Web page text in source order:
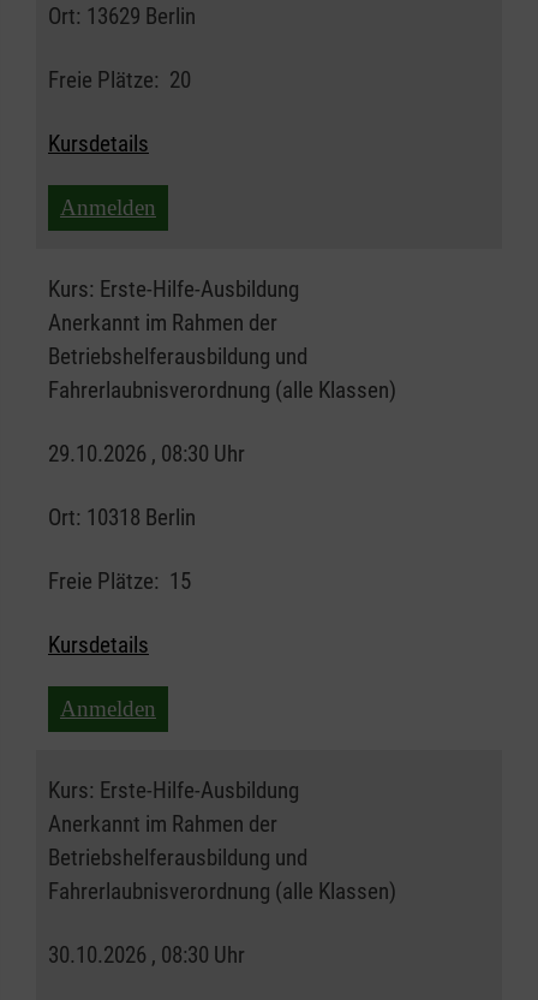
Ort: 13629 Berlin
Freie Plätze: 20
Kursdetails
Anmelden
Kurs: Erste-Hilfe-Ausbildung
Anerkannt im Rahmen der
Betriebshelferausbildung und
Fahrerlaubnisverordnung (alle Klassen)
29.10.2026 , 08:30 Uhr
Ort: 10318 Berlin
Freie Plätze: 15
Kursdetails
Anmelden
Kurs: Erste-Hilfe-Ausbildung
Anerkannt im Rahmen der
Betriebshelferausbildung und
Fahrerlaubnisverordnung (alle Klassen)
30.10.2026 , 08:30 Uhr